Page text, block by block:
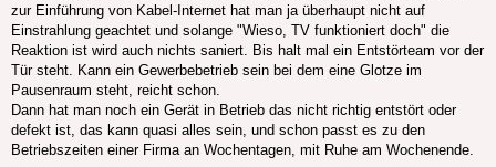
zur Einführung von Kabel-Internet hat man ja überhaupt nicht auf
Einstrahlung geachtet und solange "Wieso, TV funktioniert doch" die
Reaktion ist wird auch nichts saniert. Bis halt mal ein Entstörteam vor der
Tür steht. Kann ein Gewerbebetrieb sein bei dem eine Glotze im
Pausenraum steht, reicht schon.
Dann hat man noch ein Gerät in Betrieb das nicht richtig entstört oder
defekt ist, das kann quasi alles sein, und schon passt es zu den
Betriebszeiten einer Firma an Wochentagen, mit Ruhe am Wochenende.